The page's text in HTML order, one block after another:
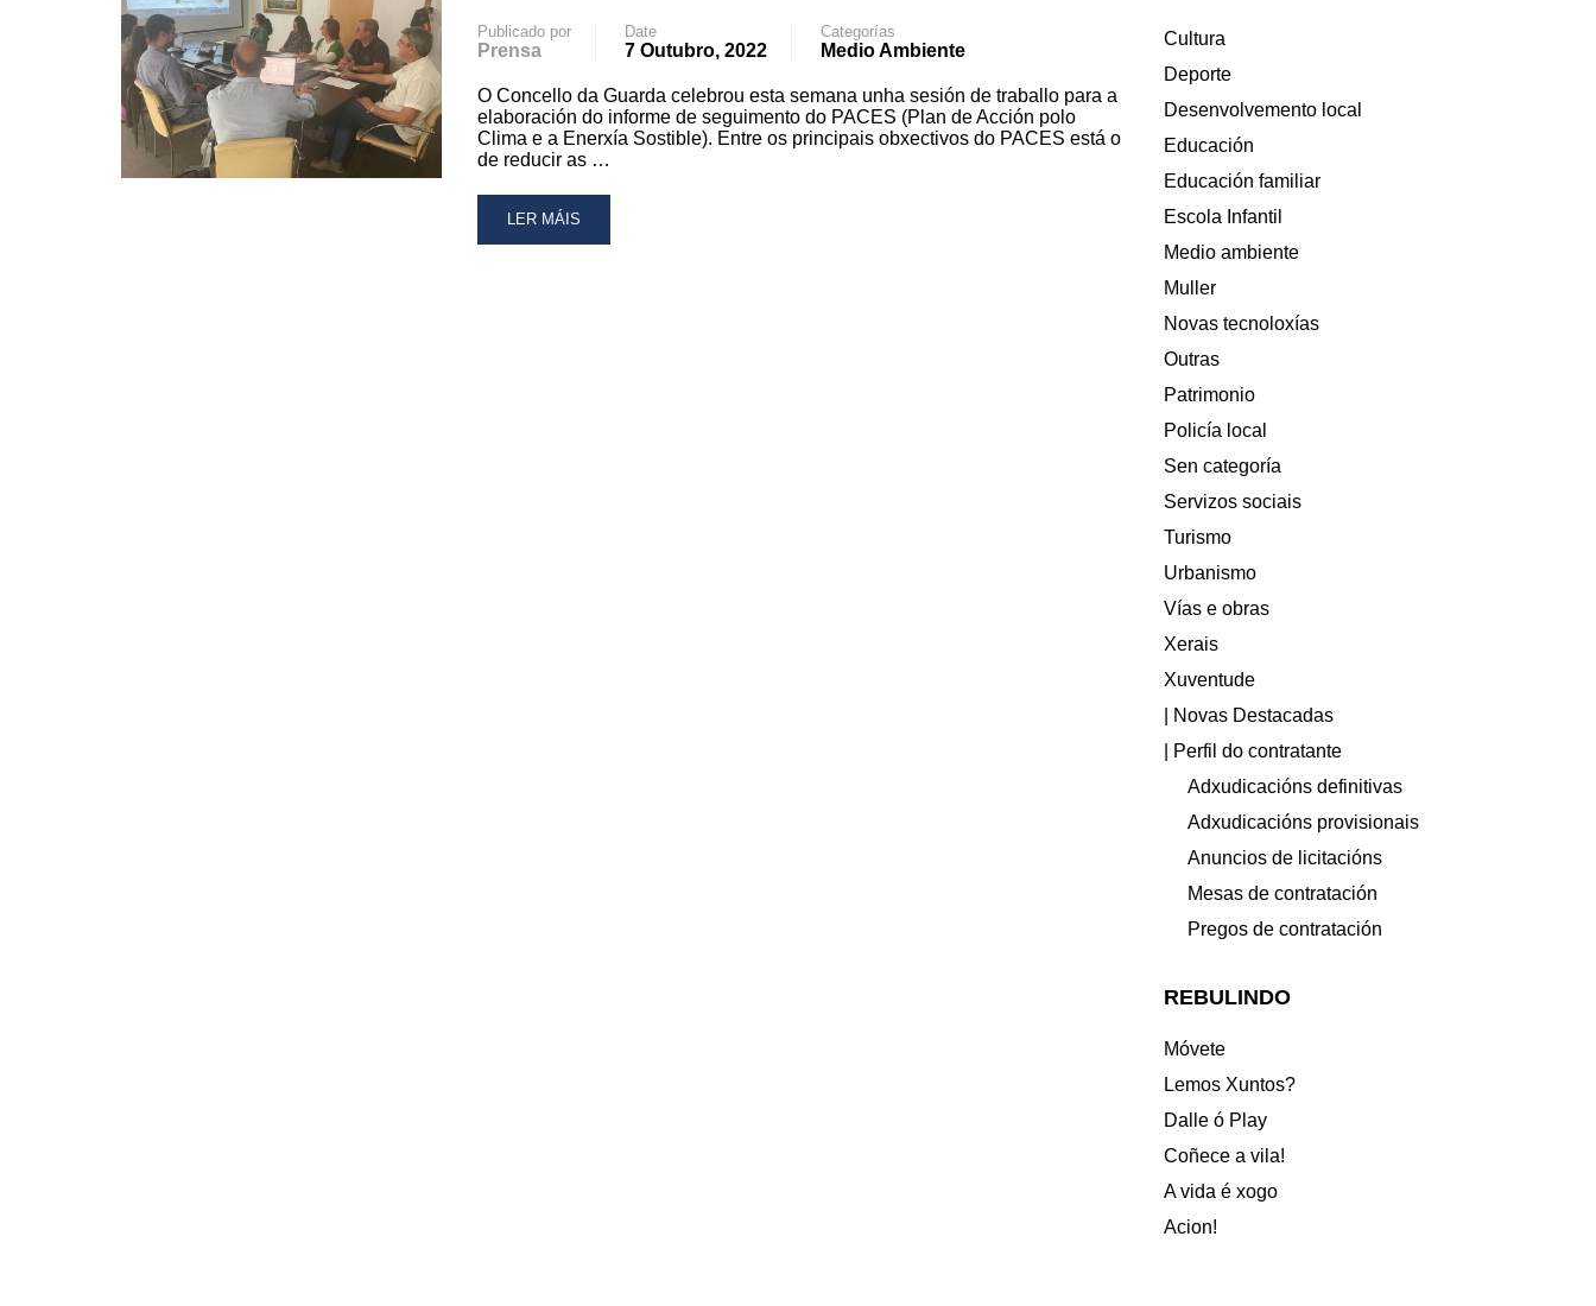
Publicado por
Prensa
Date
7 Outubro, 2022
Categorías
Medio Ambiente
O Concello da Guarda celebrou esta semana unha sesión de traballo para a
elaboración do informe de seguimento do PACES (Plan de Acción polo
Clima e a Enerxía Sostible). Entre os principais obxectivos do PACES está o
de reducir as …
READ
MORE
LER MÁIS
Cultura
Deporte
Desenvolvemento local
Educación
Educación familiar
Escola Infantil
Medio ambiente
Muller
Novas tecnoloxías
Outras
Patrimonio
Policía local
Sen categoría
Servizos sociais
Turismo
Urbanismo
Vías e obras
Xerais
Xuventude
| Novas Destacadas
| Perfil do contratante
Adxudicacións definitivas
Adxudicacións provisionais
Anuncios de licitacións
Mesas de contratación
Pregos de contratación
REBULINDO
Móvete
Lemos Xuntos?
Dalle ó Play
Coñece a vila!
A vida é xogo
Acion!